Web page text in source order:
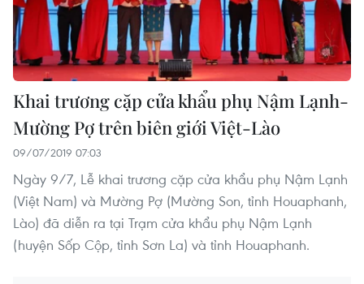
Khai trương cặp cửa khẩu phụ Nậm Lạnh-
Mường Pợ trên biên giới Việt-Lào
09/07/2019 07:03
Ngày 9/7, Lễ khai trương cặp cửa khẩu phụ Nậm Lạnh
(Việt Nam) và Mường Pợ (Mường Son, tỉnh Houaphanh,
Lào) đã diễn ra tại Trạm cửa khẩu phụ Nậm Lạnh
(huyện Sốp Cộp, tỉnh Sơn La) và tỉnh Houaphanh.